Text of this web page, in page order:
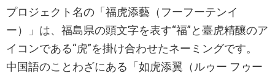
プロジェクト名の「福虎添藝（フーフーテンイ
ー）」は、福島県の頭文字を表す“福”と臺虎精釀のア
イコンである“虎”を掛け合わせたネーミングです。
中国語のことわざにある「如虎添翼（ルゥー フゥー